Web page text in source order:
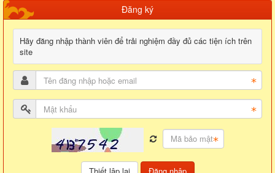
Đăng ký
Hãy đăng nhập thành viên để trải nghiệm đầy đủ các tiện ích trên
site